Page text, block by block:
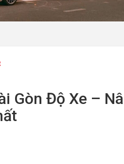
Gòn Độ Xe –